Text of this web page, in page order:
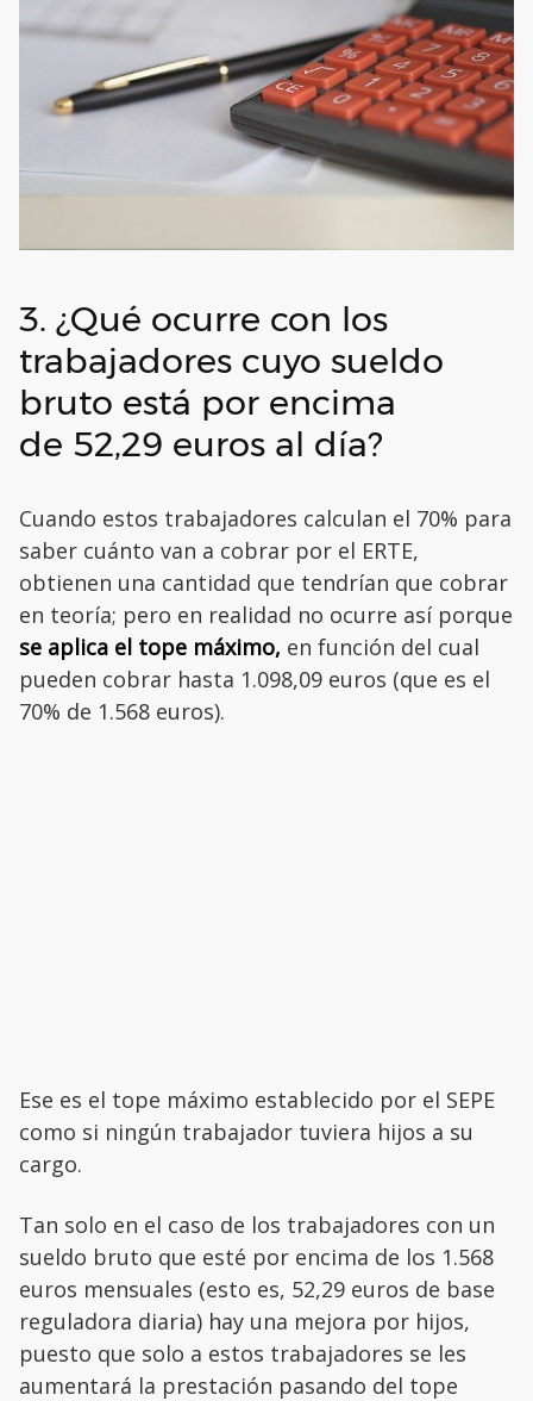
3. ¿Qué ocurre con los
trabajadores cuyo sueldo
bruto está por encima
de 52,29 euros al día?
Cuando estos trabajadores calculan el 70% para
saber cuánto van a cobrar por el ERTE,
obtienen una cantidad que tendrían que cobrar
en teoría; pero en realidad no ocurre así porque
se aplica el tope máximo, en función del cual
pueden cobrar hasta 1.098,09 euros (que es el
70% de 1.568 euros).
Ese es el tope máximo establecido por el SEPE
como si ningún trabajador tuviera hijos a su
cargo.
Tan solo en el caso de los trabajadores con un
sueldo bruto que esté por encima de los 1.568
euros mensuales (esto es, 52,29 euros de base
reguladora diaria) hay una mejora por hijos,
puesto que solo a estos trabajadores se les
aumentará la prestación pasando del tope